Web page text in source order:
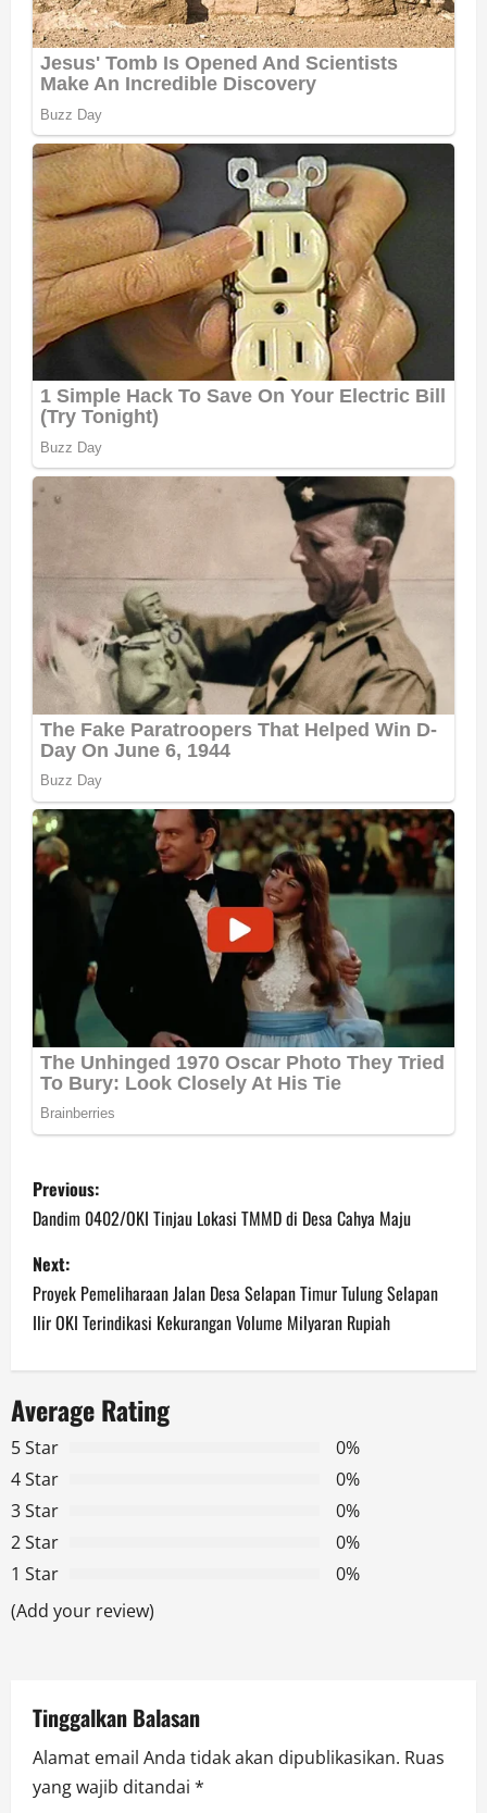
P
o
s
t
n
a
v
i
g
a
o
n
Previous:
Dandim 0402/OKI Tinjau Lokasi TMMD di Desa Cahya Maju
Next:
Proyek Pemeliharaan Jalan Desa Selapan Timur Tulung Selapan
Ilir OKI Terindikasi Kekurangan Volume Milyaran Rupiah
Average Rating
5 Star
0%
4 Star
0%
3 Star
0%
2 Star
0%
1 Star
0%
(Add your review)
Tinggalkan Balasan
Alamat email Anda tidak akan dipublikasikan. Ruas
yang wajib ditandai *